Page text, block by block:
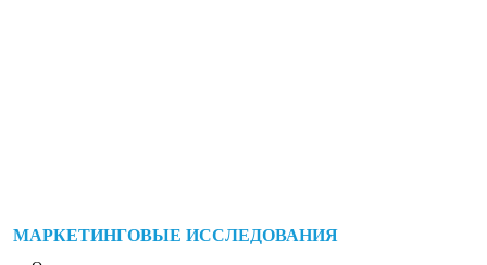
МАРКЕТИНГОВЫЕ ИССЛЕДОВАНИЯ